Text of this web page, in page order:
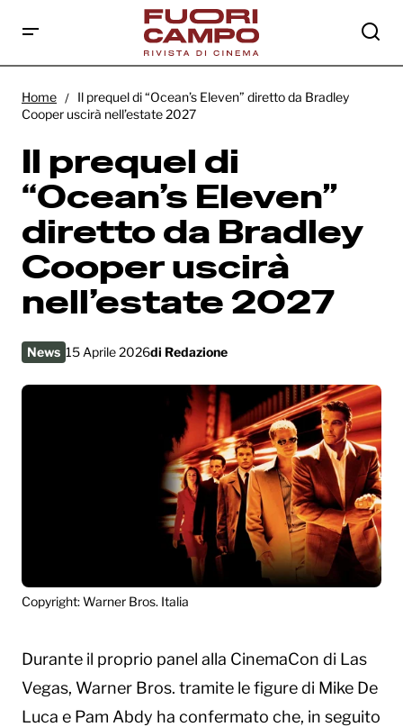
Bradley Cooper uscirà nell’estate 2027
Home
Il prequel di “Ocean’s Eleven” diretto da Bradley
Cooper uscirà nell’estate 2027
Il prequel di
“Ocean’s Eleven”
diretto da Bradley
Cooper uscirà
nell’estate 2027
News 15 Aprile 2026di Redazione
Copyright: Warner Bros. Italia
Durante il proprio panel alla CinemaCon di Las
Vegas, Warner Bros. tramite le figure di Mike De
Luca e Pam Abdy ha confermato che, in seguito